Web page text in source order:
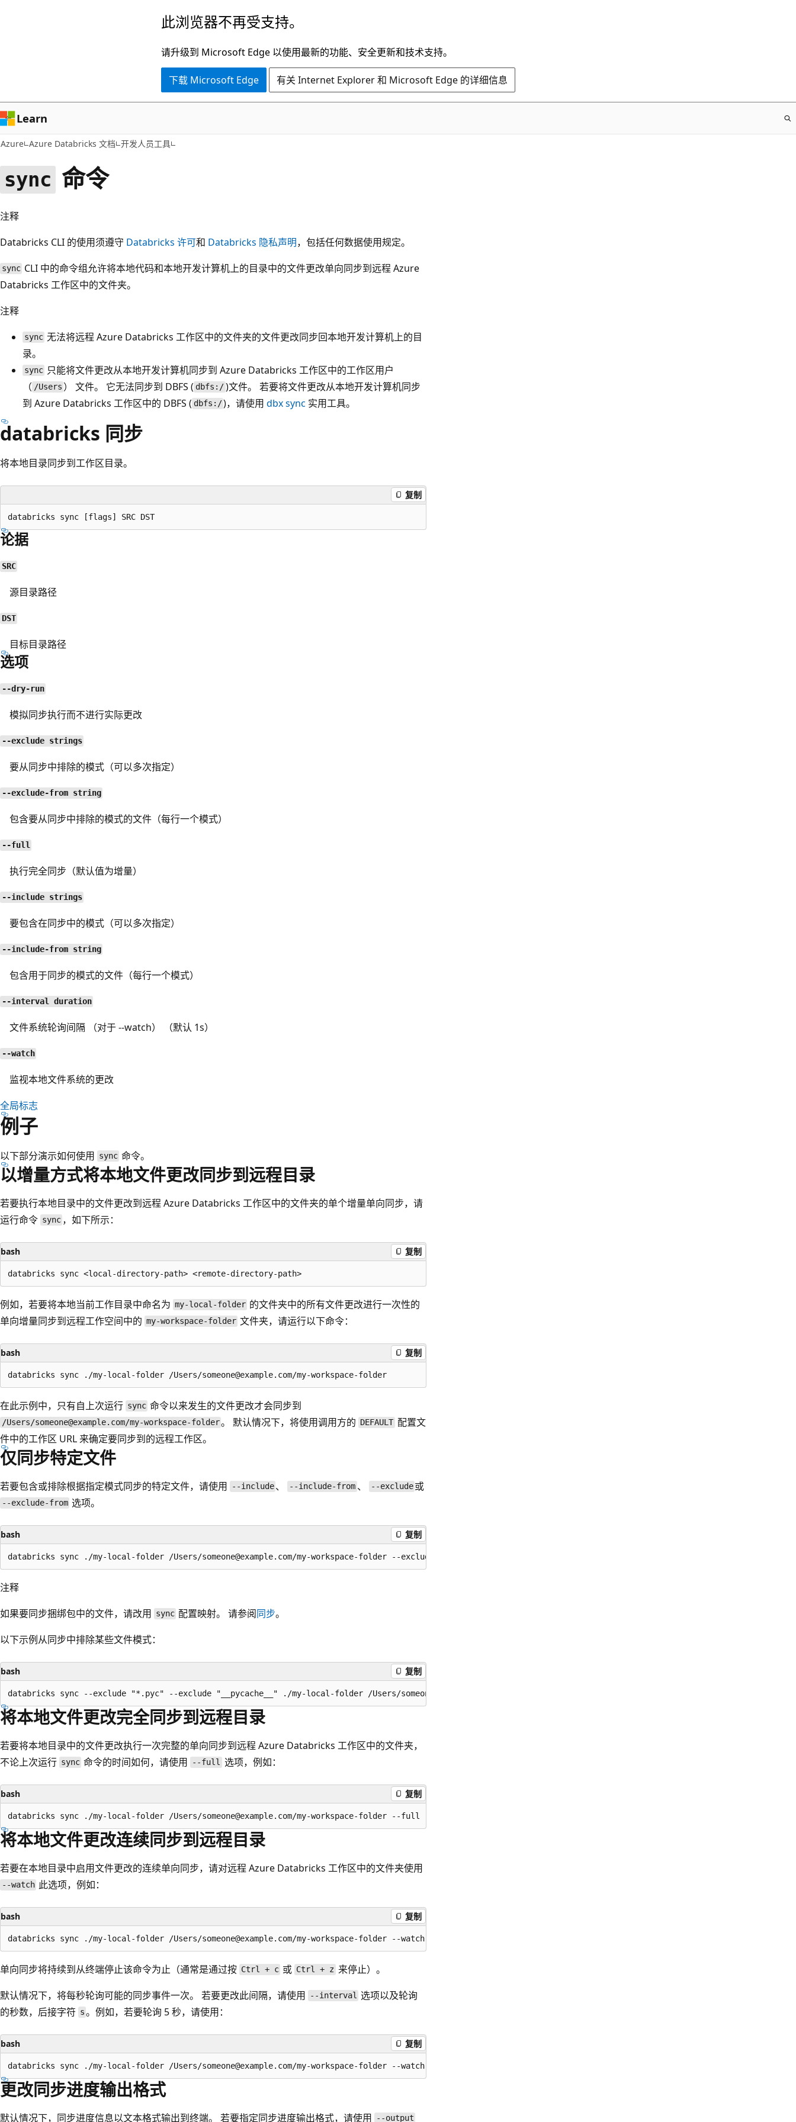
容
此浏览器不再受支持。
请升级到 Microsoft Edge 以使用最新的功能、安全更新和技术支持。
下载 Microsoft Edge 有关 Internet Explorer 和 Microsoft Edge 的详细信息
Learn
Azure Azure Databricks 文档 开发人员工具
sync 命令
注释
Databricks CLI 的使用须遵守 Databricks 许可和 Databricks 隐私声明，包括任何数据使用规定。
sync CLI 中的命令组允许将本地代码和本地开发计算机上的目录中的文件更改单向同步到远程 Azure
Databricks 工作区中的文件夹。
注释
sync 无法将远程 Azure Databricks 工作区中的文件夹的文件更改同步回本地开发计算机上的目
录。
sync 只能将文件更改从本地开发计算机同步到 Azure Databricks 工作区中的工作区用户
（ /Users ） 文件。 它无法同步到 DBFS ( dbfs:/)文件。 若要将文件更改从本地开发计算机同步
到 Azure Databricks 工作区中的 DBFS ( dbfs:/)，请使用dbx sync 实用工具。
databricks 同步
将本地目录同步到工作区目录。
复制
论据
SRC
源目录路径
DST
目标目录路径
选项
--dry-run
模拟同步执行而不进行实际更改
--exclude strings
要从同步中排除的模式（可以多次指定）
--exclude-from string
包含要从同步中排除的模式的文件（每行一个模式）
--full
执行完全同步（默认值为增量）
--include strings
要包含在同步中的模式（可以多次指定）
--include-from string
包含用于同步的模式的文件（每行一个模式）
--interval duration
文件系统轮询间隔 （对于 --watch） （默认 1s）
--watch
监视本地文件系统的更改
全局标志
例子
以下部分演示如何使用 sync 命令。
以增量方式将本地文件更改同步到远程目录
若要执行本地目录中的文件更改到远程 Azure Databricks 工作区中的文件夹的单个增量单向同步，请
运行命令 sync ，如下所示：
bash 复制
例如，若要将本地当前工作目录中命名为 my-local-folder 的文件夹中的所有文件更改进行一次性的
单向增量同步到远程工作空间中的 my-workspace-folder 文件夹，请运行以下命令：
bash 复制
在此示例中，只有自上次运行 sync 命令以来发生的文件更改才会同步到
/Users/someone@example.com/my-workspace-folder。 默认情况下，将使用调用方的 DEFAULT 配置文
件中的工作区 URL 来确定要同步到的远程工作区。
仅同步特定文件
若要包含或排除根据指定模式同步的特定文件，请使用 --include 、 --include-from 、 --exclude 或
--exclude-from 选项。
bash 复制
注释
如果要同步捆绑包中的文件，请改用 sync 配置映射。 请参阅同步。
以下示例从同步中排除某些文件模式：
bash 复制
将本地文件更改完全同步到远程目录
若要将本地目录中的文件更改执行一次完整的单向同步到远程 Azure Databricks 工作区中的文件夹，
不论上次运行 sync 命令的时间如何，请使用 --full 选项，例如：
bash 复制
将本地文件更改连续同步到远程目录
若要在本地目录中启用文件更改的连续单向同步，请对远程 Azure Databricks 工作区中的文件夹使用
--watch 此选项，例如：
bash 复制
单向同步将持续到从终端停止该命令为止（通常是通过按 Ctrl + c 或 Ctrl + z 来停止）。
默认情况下，将每秒轮询可能的同步事件一次。 若要更改此间隔，请使用
--interval 选项以及轮询
的秒数，后接字符 s 。例如，若要轮询 5 秒，请使用：
bash 复制
更改同步进度输出格式
默认情况下，同步进度信息以文本格式输出到终端。 若要指定同步进度输出格式，请使用 --output